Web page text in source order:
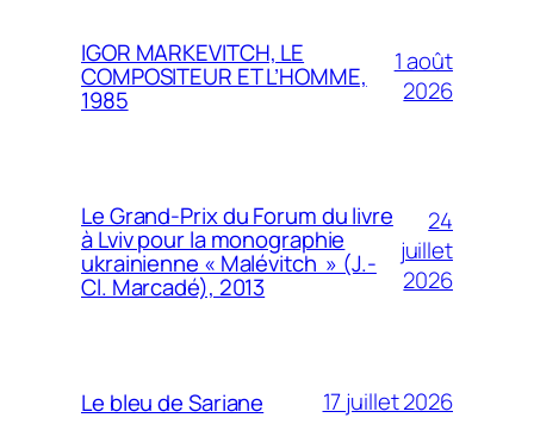
IGOR MARKEVITCH, LE
COMPOSITEUR ET L’HOMME,
1985
1 août
2026
Le Grand-Prix du Forum du livre
à Lviv pour la monographie
ukrainienne « Malévitch » (J.-
Cl. Marcadé), 2013
24
juillet
2026
Le bleu de Sariane 17 juillet 2026